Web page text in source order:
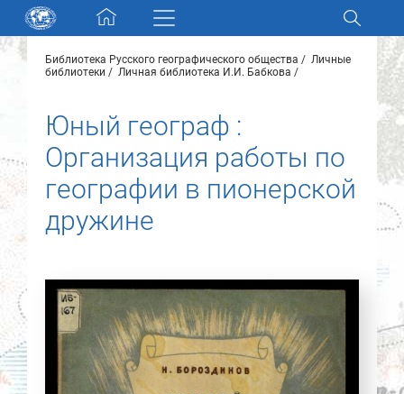
Skip navigation
Разделы и коллекции
Электронный каталог
Новости
О нас
Контакты
Партнеры
Библиотека Русского географического общества
Личные
библиотеки
Личная библиотека И.И. Бабкова
Юный географ :
Организация работы по
географии в пионерской
дружине